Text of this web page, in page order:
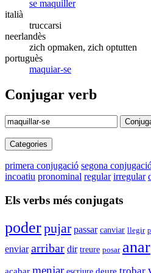
se maquiller
italià
truccarsi
neerlandès
zich opmaken, zich optutten
portuguès
maquiar-se
Conjugar verb
Categories
primera conjugació segona
incoatiu pronominal regular irregular
Els verbs més conjugats
poderpujar passar canviar llegir
enviar arribar dir treure posar anar
acabar menjar escriure deure trobar